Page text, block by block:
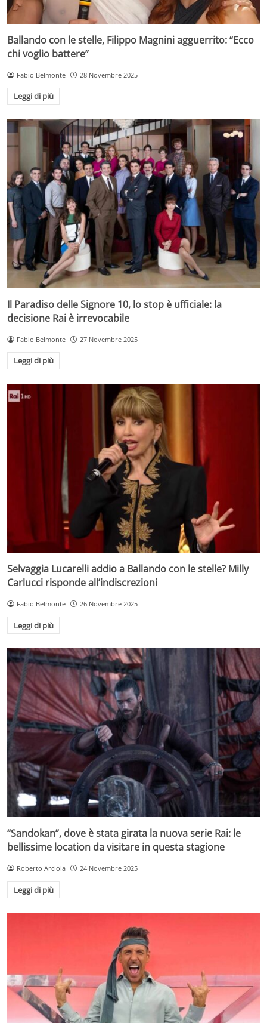
Ballando con le stelle, Filippo Magnini agguerrito: “Ecco
chi voglio battere”
Fabio Belmonte 28 Novembre 2025
Leggi di più
Il Paradiso delle Signore 10, lo stop è ufficiale: la
decisione Rai è irrevocabile
Fabio Belmonte 27 Novembre 2025
Leggi di più
Selvaggia Lucarelli addio a Ballando con le stelle? Milly
Carlucci risponde all’indiscrezioni
Fabio Belmonte 26 Novembre 2025
Leggi di più
“Sandokan”, dove è stata girata la nuova serie Rai: le
bellissime location da visitare in questa stagione
Roberto Arciola 24 Novembre 2025
Leggi di più